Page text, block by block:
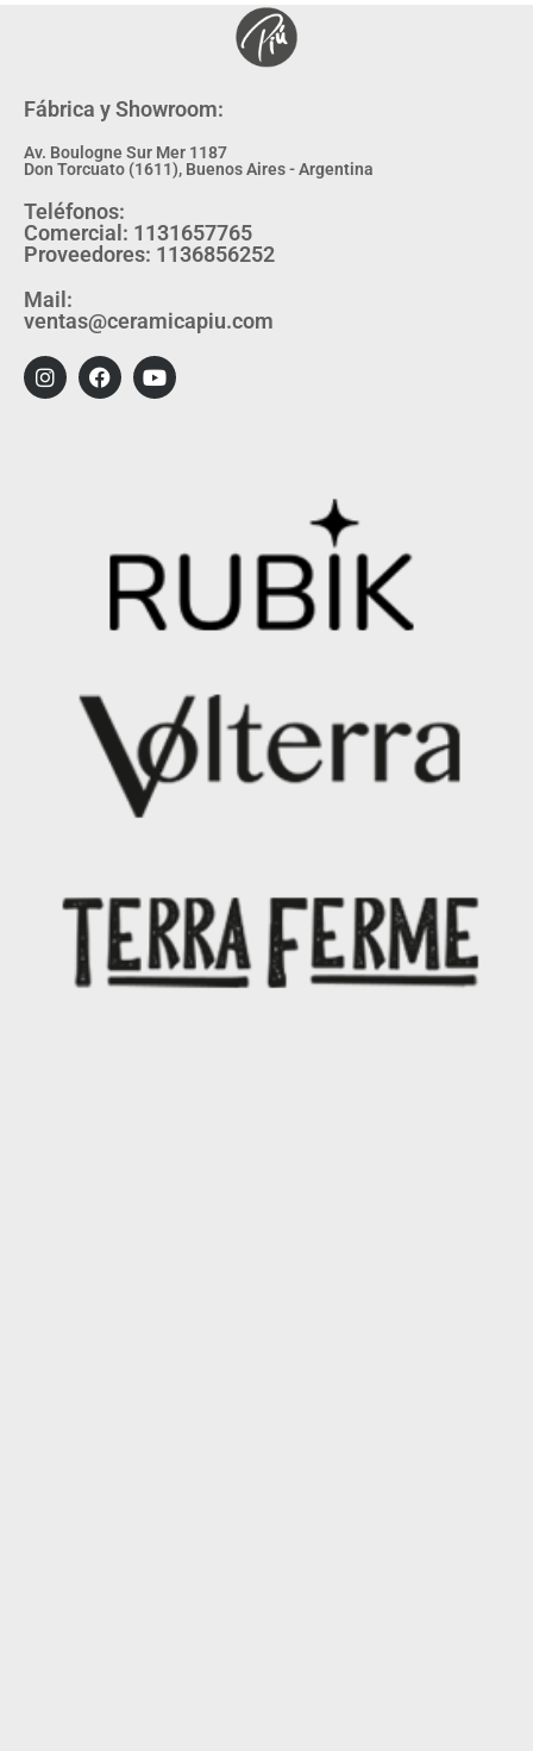
Fábrica y Showroom:
Av. Boulogne Sur Mer 1187
Don Torcuato (1611), Buenos Aires - Argentina
Teléfonos:
Comercial: 1131657765
Proveedores: 1136856252
Mail:
ventas@ceramicapiu.com